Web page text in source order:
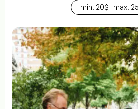
min. 20$ | max.